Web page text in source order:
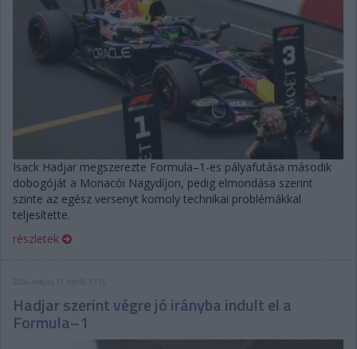
Isack Hadjar megszerezte Formula–1-es pályafutása második
dobogóját a Monacói Nagydíjon, pedig elmondása szerint
szinte az egész versenyt komoly technikai problémákkal
teljesítette.
részletek
2026. május 11. hétfő, 17:15
Hadjar szerint végre jó irányba indult el a
Formula–1